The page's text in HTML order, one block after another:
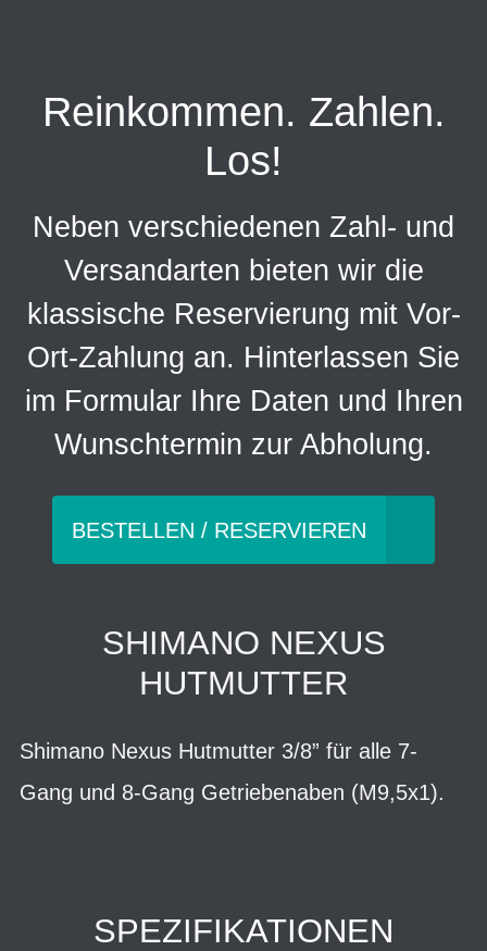
Reinkommen. Zahlen.
Los!
Neben verschiedenen Zahl- und
Versandarten bieten wir die
klassische Reservierung mit Vor-
Ort-Zahlung an. Hinterlassen Sie
im Formular Ihre Daten und Ihren
Wunschtermin zur Abholung.
BESTELLEN / RESERVIEREN
SHIMANO NEXUS
HUTMUTTER
Shimano Nexus Hutmutter 3/8” für alle 7-
Gang und 8-Gang Getriebenaben (M9,5x1).
SPEZIFIKATIONEN